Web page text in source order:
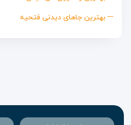
بهترین جاهای دیدنی فتحیه